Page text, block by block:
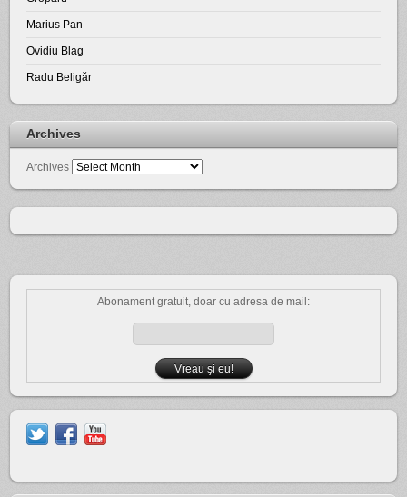
Marius Pan
Ovidiu Blag
Radu Beligăr
Archives
Archives
Abonament gratuit, doar cu adresa de mail: